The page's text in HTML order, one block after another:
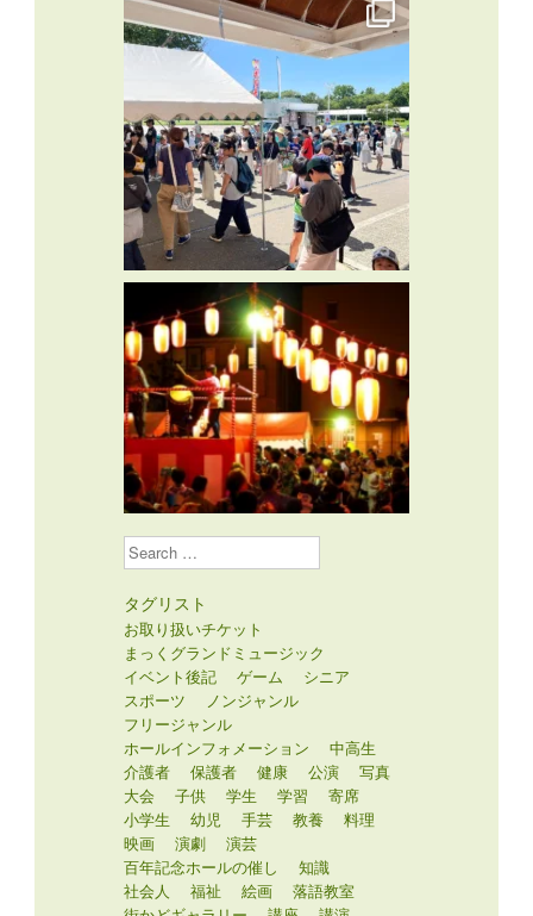
タグリスト
お取り扱いチケット
まっくグランドミュージック
イベント後記
スポーツ
ノンジャンル
フリージャンル
ホールインフォメーション
中高生
介護者
保護者 健康 公演
写真
大会
子供 学生
小学生
幼児 手芸 教養
映画
演劇
演芸
百年記念ホールの催し
知識